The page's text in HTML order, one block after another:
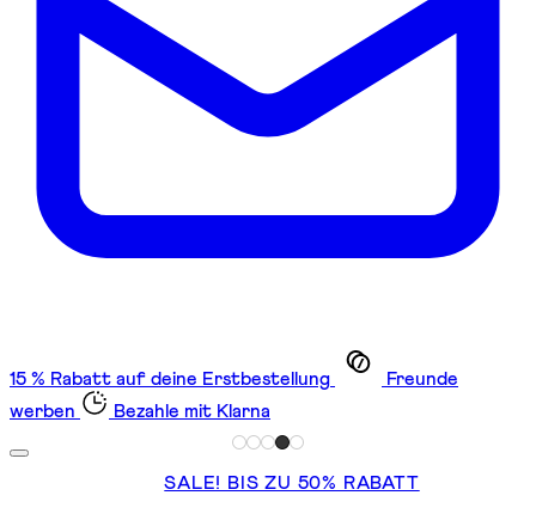
15 % Rabatt auf deine Erstbestellung
Freunde
werben
Bezahle mit Klarna
SALE! BIS ZU 50% RABATT